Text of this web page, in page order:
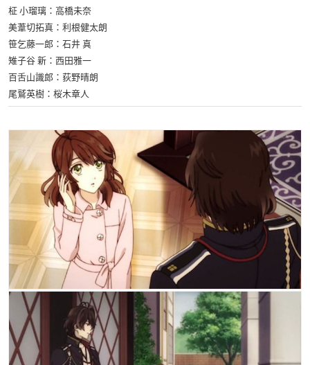
柾 小瑠璃：高橋未奈
美葦切拓真：利根健太朗
笹乞藤一郎：石井 真
雉子谷 新：西田雅一
百舌山識郎：荻野晴朗
尾鷲英樹：桜木章人